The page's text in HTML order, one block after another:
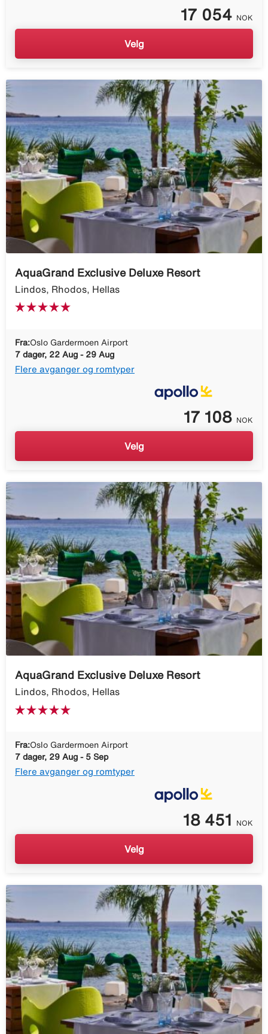
17 054 NOK
Velg
AquaGrand Exclusive Deluxe Resort
Lindos, Rhodos, Hellas
Fra:Oslo Gardermoen Airport
7 dager, 22 Aug - 29 Aug
Flere avganger og romtyper
17 108 NOK
Velg
AquaGrand Exclusive Deluxe Resort
Lindos, Rhodos, Hellas
Fra:Oslo Gardermoen Airport
7 dager, 29 Aug - 5 Sep
Flere avganger og romtyper
18 451 NOK
Velg